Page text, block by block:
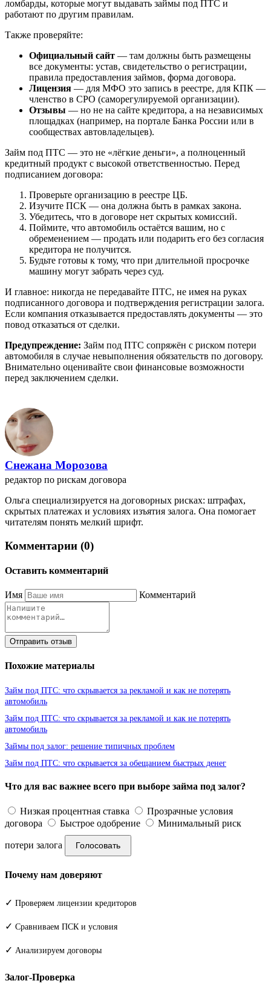
ломбарды, которые могут выдавать займы под ПТС и
работают по другим правилам.
Также проверяйте:
Официальный сайт — там должны быть размещены
все документы: устав, свидетельство о регистрации,
правила предоставления займов, форма договора.
Лицензия — для МФО это запись в реестре, для КПК —
членство в СРО (саморегулируемой организации).
Отзывы — но не на сайте кредитора, а на независимых
площадках (например, на портале Банка России или в
сообществах автовладельцев).
Займ под ПТС — это не «лёгкие деньги», а полноценный
кредитный продукт с высокой ответственностью. Перед
подписанием договора:
Проверьте организацию в реестре ЦБ.
Изучите ПСК — она должна быть в рамках закона.
Убедитесь, что в договоре нет скрытых комиссий.
Поймите, что автомобиль остаётся вашим, но с
обременением — продать или подарить его без согласия
кредитора не получится.
Будьте готовы к тому, что при длительной просрочке
машину могут забрать через суд.
И главное: никогда не передавайте ПТС, не имея на руках
подписанного договора и подтверждения регистрации залога.
Если компания отказывается предоставлять документы — это
повод отказаться от сделки.
Предупреждение: Займ под ПТС сопряжён с риском потери
автомобиля в случае невыполнения обязательств по договору.
Внимательно оценивайте свои финансовые возможности
перед заключением сделки.
Снежана Морозова
редактор по рискам договора
Ольга специализируется на договорных рисках: штрафах,
скрытых платежах и условиях изъятия залога. Она помогает
читателям понять мелкий шрифт.
Комментарии (0)
Оставить комментарий
Имя Комментарий
Отправить отзыв
Похожие материалы
Займ под ПТС: что скрывается за рекламой и как не потерять
автомобиль
Займ под ПТС: что скрывается за рекламой и как не потерять
автомобиль
Займы под залог: решение типичных проблем
Займ под ПТС: что скрывается за обещанием быстрых денег
Что для вас важнее всего при выборе займа под залог?
Низкая процентная ставка
Прозрачные условия
договора
Быстрое одобрение Минимальный риск
потери залога Голосовать
Почему нам доверяют
✓ Проверяем лицензии кредиторов
✓ Сравниваем ПСК и условия
✓ Анализируем договоры
Залог-Проверка